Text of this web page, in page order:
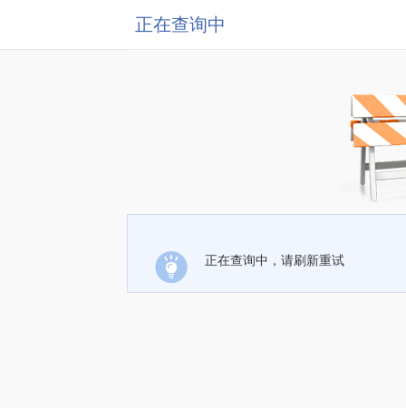
正在查询中
正在查询中，请刷新重试